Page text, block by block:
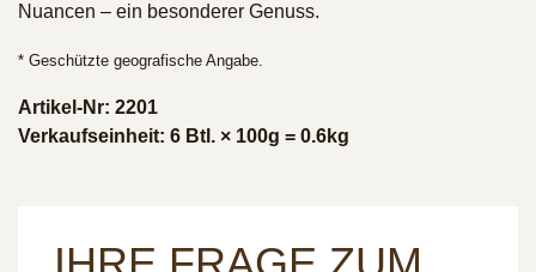
Nuancen – ein besonderer Genuss.
* Geschützte geografische Angabe.
Artikel-Nr: 2201
Verkaufseinheit: 6 Btl. × 100g = 0.6kg